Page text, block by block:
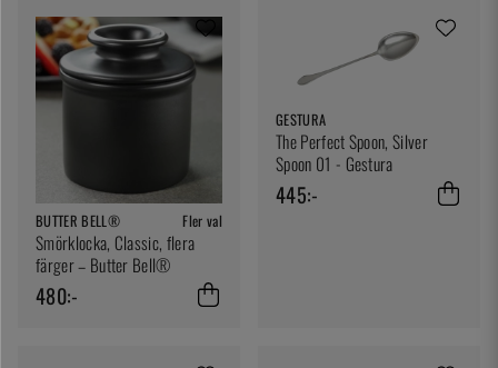
BUTTER BELL® Fler val
Smörklocka, Classic, flera
färger – Butter Bell®
480:-
GESTURA
The Perfect Spoon, Silver
Spoon 01 - Gestura
445:-